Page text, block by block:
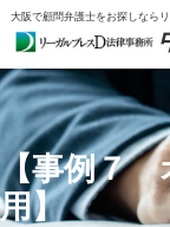
大阪で顧問弁護士をお探しなら
【事例７
用】